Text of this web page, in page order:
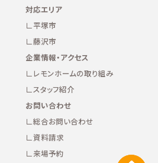
対応エリア
平塚市
藤沢市
企業情報・アクセス
レモンホームの取り組み
スタッフ紹介
お問い合わせ
総合お問い合わせ
資料請求
来場予約